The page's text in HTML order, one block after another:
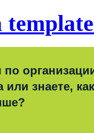
или знаете, как